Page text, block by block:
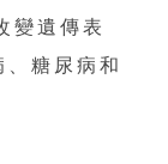
變遺傳表
糖尿病和